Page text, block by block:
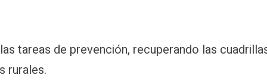
tareas de prevención, recuperando las
rurales.